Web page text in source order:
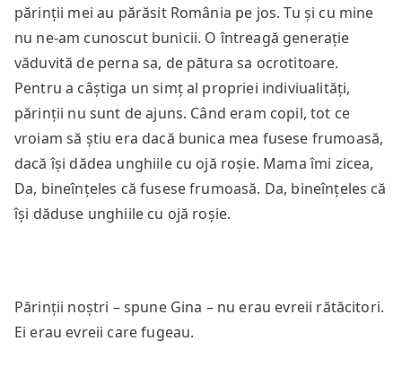
părinții mei au părăsit România pe jos. Tu și cu mine
nu ne-am cunoscut bunicii. O întreagă generație
văduvită de perna sa, de pătura sa ocrotitoare.
Pentru a câștiga un simț al propriei indiviualități,
părinții nu sunt de ajuns. Când eram copil, tot ce
vroiam să știu era dacă bunica mea fusese frumoasă,
dacă își dădea unghiile cu ojă roșie. Mama îmi zicea,
Da, bineînțeles că fusese frumoasă. Da, bineînțeles că
își dăduse unghiile cu ojă roșie.
Părinții noștri – spune Gina – nu erau evreii rătăcitori.
Ei erau evreii care fugeau.